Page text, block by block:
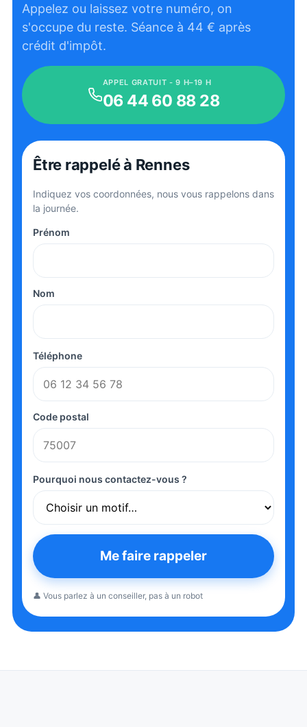
Appelez ou laissez votre numéro, on
s'occupe du reste. Séance à 44 € après
crédit d'impôt.
APPEL GRATUIT - 9 H–19 H
06 44 60 88 28
Être rappeléà Rennes
Indiquez vos coordonnées, nous vous rappelons dans
la journée.
Prénom
Nom
Téléphone
Code postal
Pourquoi nous contactez-vous ?
Me faire rappeler
👤 Vous parlez à un conseiller, pas à un robot